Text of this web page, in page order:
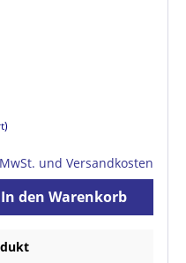
und Versandkosten
In den Warenkorb